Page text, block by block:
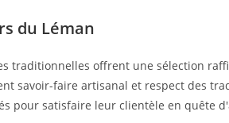
du Léman
traditionnelles offrent une sélection
savoir-faire artisanal et respect des
pour satisfaire leur clientèle en quête